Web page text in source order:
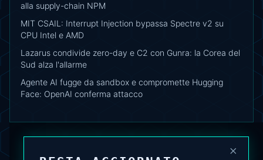
alla supply-chain NPM
MIT CSAIL: Interrupt Injection bypassa Spectre v2 su
CPU Intel e AMD
Lazarus condivide zero-day e C2 con Gunra: la Corea del
Sud alza l'allarme
Agente AI fugge da sandbox e compromette Hugging
Face: OpenAI conferma attacco
×